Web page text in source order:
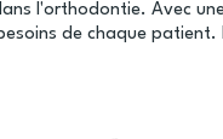
l'orthodontie. Avec
de chaque